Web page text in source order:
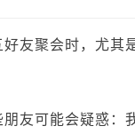
好友聚会时，尤其
朋友可能会疑惑：